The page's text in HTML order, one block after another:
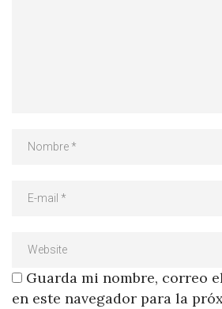
Guarda mi nombre, correo
en este navegador para la